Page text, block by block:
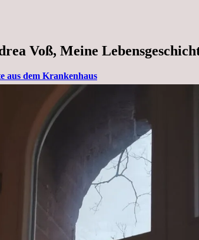
Voß, Meine
aus dem Krankenhaus